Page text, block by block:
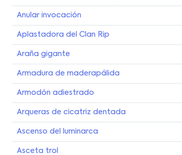
Anular invocación
Aplastadora del Clan Rip
Araña gigante
Armadura de maderapálida
Armodón adiestrado
Arqueras de cicatriz dentada
Ascenso del luminarca
Asceta trol